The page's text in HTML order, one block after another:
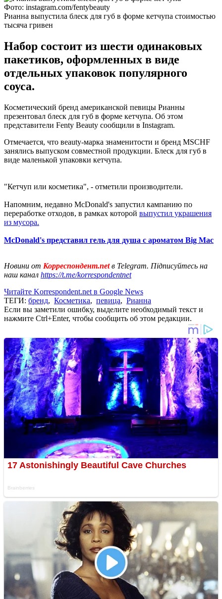
Фото: instagram.com/fentybeauty
Рианна выпустила блеск для губ в форме кетчупа стоимостью
тысяча гривен
Набор состоит из шести одинаковых
пакетиков, оформленных в виде
отдельных упаковок популярного
соуса.
Косметический бренд американской певицы Рианны
презентовал блеск для губ в форме кетчупа. Об этом
представители Fenty Beauty сообщили в Instagram.
Отмечается, что вeauty-марка знаменитости и бренд MSCHF
занялись выпуском совместной продукции. Блеск для губ в
виде маленькой упаковки кетчупа.
"Кетчуп или косметика", - отметили производители.
Напомним, недавно McDonald's запустил кампанию по
переработке отходов, в рамках которой выпустил украшения
из мусора.
McDonald's представил гель для душа с ароматом Big Mac
Новини от Корреспондент.netв Telegram. Підписуйтесь на
наш канал https://t.me/korrespondentnet
Читайте Korrespondent.net в Google News
ТЕГИ: бренд, Косметика, певица, Рианна
Если вы заметили ошибку, выделите необходимый текст и
нажмите Ctrl+Enter, чтобы сообщить об этом редакции.